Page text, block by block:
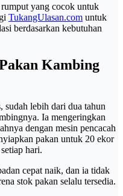
yang cocok untuk
TukangUlasan.com untuk
berdasarkan kebutuhan
Kambing
sudah lebih dari dua tahun
Ia mengeringkan
dengan mesin pencacah
pakan untuk 20 ekor
hari.
cepat naik, dan ia tidak
stok pakan selalu tersedia.